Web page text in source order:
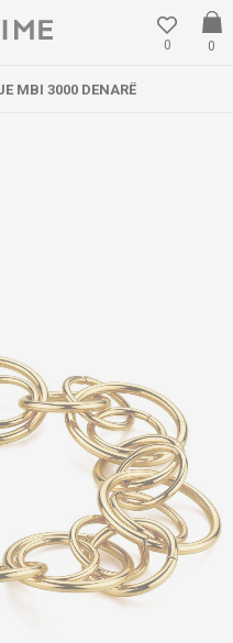
0
0
MBI 3000 DENARË